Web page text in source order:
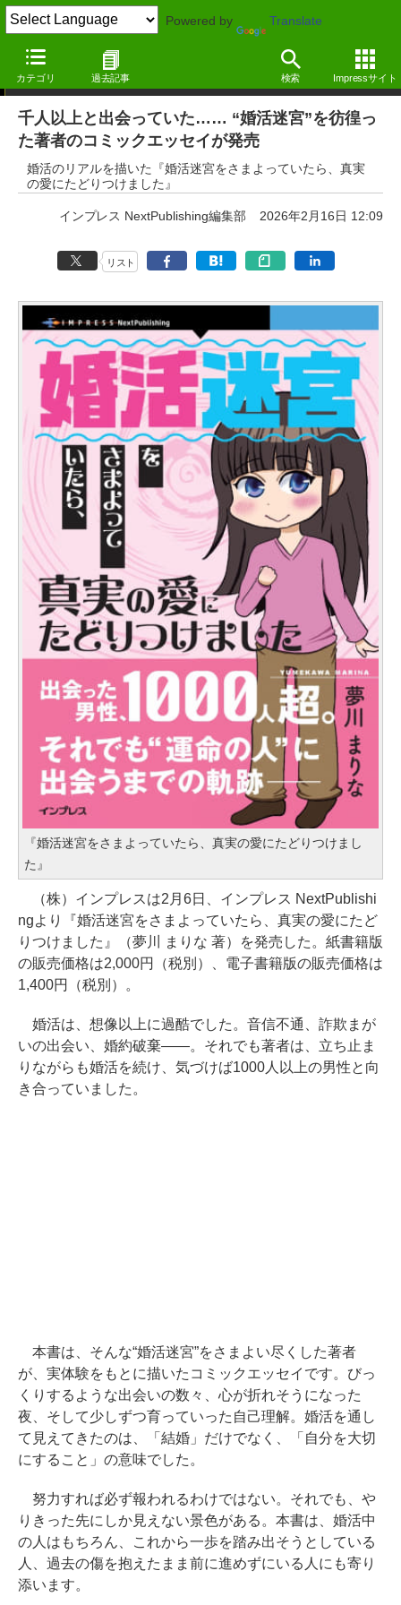
Powered by Translate
カテゴリ 過去記事 検索 Impressサイト
Book Watch/ニュース
千人以上と出会っていた…… “婚活迷宮”を彷徨っ
た著者のコミックエッセイが発売
婚活のリアルを描いた『婚活迷宮をさまよっていたら、真実
の愛にたどりつけました』
インプレス NextPublishing編集部 2026年2月16日 12:09
リスト
『婚活迷宮をさまよっていたら、真実の愛にたどりつけまし
た』
（株）インプレスは2月6日、インプレス NextPublishi
ngより『婚活迷宮をさまよっていたら、真実の愛にたど
りつけました』（夢川 まりな 著）を発売した。紙書籍版
の販売価格は2,000円（税別）、電子書籍版の販売価格は
1,400円（税別）。
婚活は、想像以上に過酷でした。音信不通、詐欺まが
いの出会い、婚約破棄――。それでも著者は、立ち止ま
りながらも婚活を続け、気づけば1000人以上の男性と向
き合っていました。
本書は、そんな“婚活迷宮”をさまよい尽くした著者
が、実体験をもとに描いたコミックエッセイです。びっ
くりするような出会いの数々、心が折れそうになった
夜、そして少しずつ育っていった自己理解。婚活を通し
て見えてきたのは、「結婚」だけでなく、「自分を大切
にすること」の意味でした。
努力すれば必ず報われるわけではない。それでも、や
りきった先にしか見えない景色がある。本書は、婚活中
の人はもちろん、これから一歩を踏み出そうとしている
人、過去の傷を抱えたまま前に進めずにいる人にも寄り
添います。